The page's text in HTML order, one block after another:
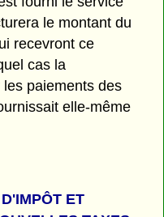
le montant du
recevront ce
cas la
paiements des
elle-même
ET